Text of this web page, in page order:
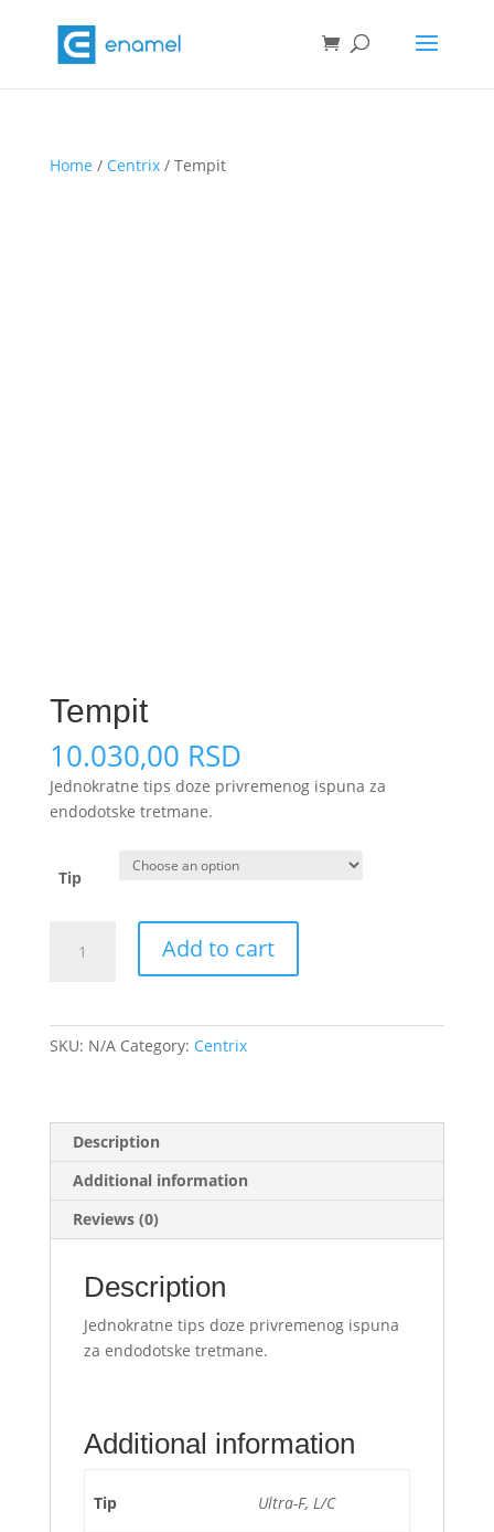
Home / Centrix/ Tempit
Tempit
10.030,00 RSD
Jednokratne tips doze privremenog ispuna za
endodotske tretmane.
Tip
quantity
Add to cart
SKU: N/A Category: Centrix
Description
Additional information
Reviews (0)
Description
Jednokratne tips doze privremenog ispuna
za endodotske tretmane.
Additional information
Tip Ultra-F, L/C